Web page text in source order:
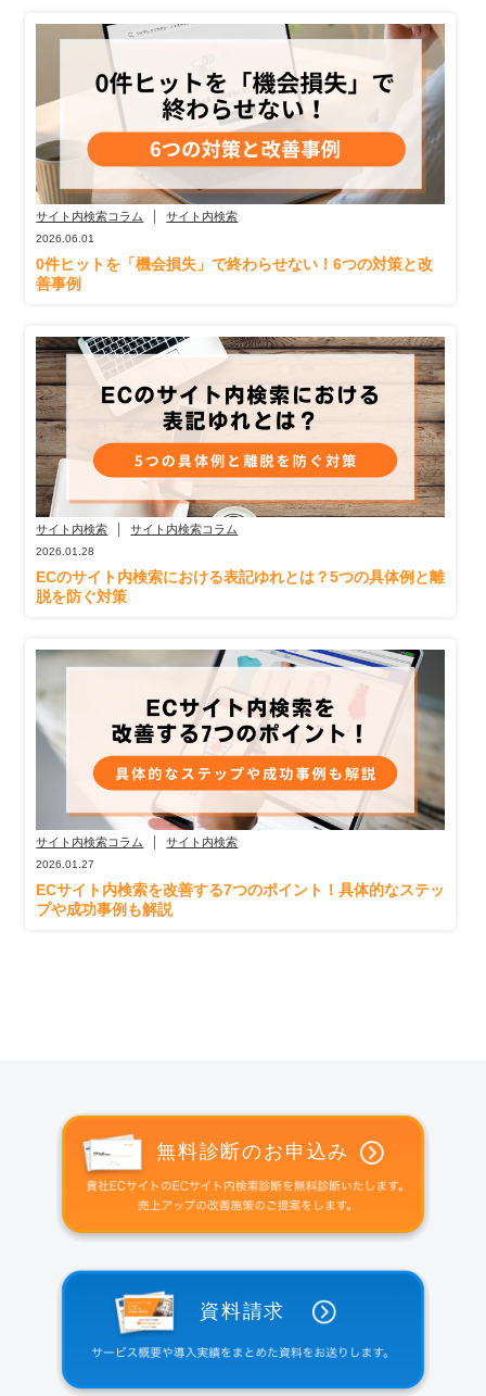
サイト内検索コラム サイト内検索
2026.06.01
0件ヒットを「機会損失」で終わらせない！6つの対策と改
善事例
サイト内検索 サイト内検索コラム
2026.01.28
ECのサイト内検索における表記ゆれとは？5つの具体例と離
脱を防ぐ対策
サイト内検索コラム サイト内検索
2026.01.27
ECサイト内検索を改善する7つのポイント！具体的なステッ
プや成功事例も解説
無料診断のお申込み
資料請求